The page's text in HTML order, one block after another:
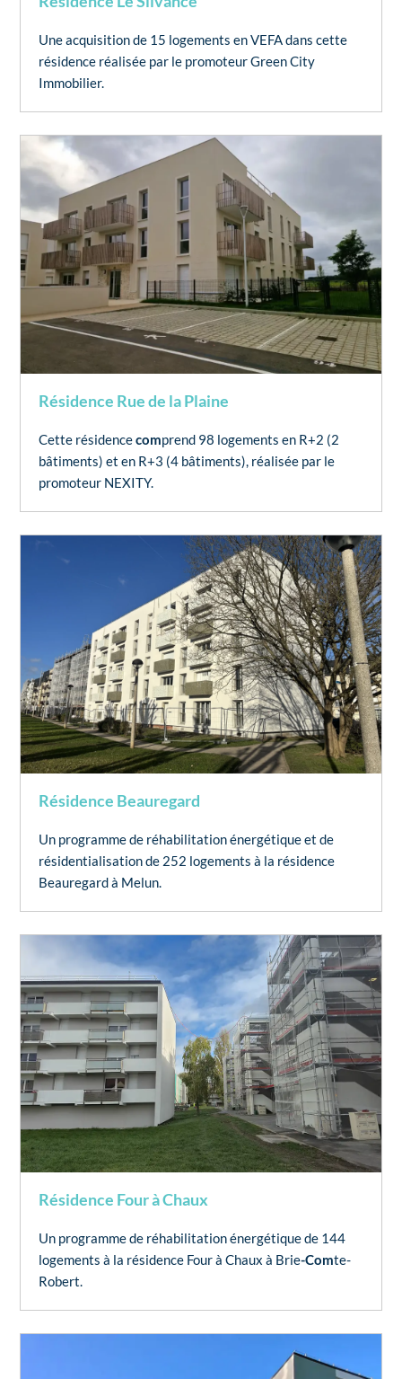
Une acquisition de 15 logements en VEFA dans cette
résidence réalisée par le promoteur Green City
Immobilier.
Résidence Rue de la Plaine
Cette résidencecomprend 98 logements en R+2 (2
bâtiments) et en R+3 (4 bâtiments), réalisée par le
promoteur NEXITY.
Résidence Beauregard
Un programme de réhabilitation énergétique et de
résidentialisation de 252 logements à la résidence
Beauregard à Melun.
Résidence Four à Chaux
Un programme de réhabilitation énergétique de 144
logements à la résidence Four à Chaux à Brie-Comte-
Robert.